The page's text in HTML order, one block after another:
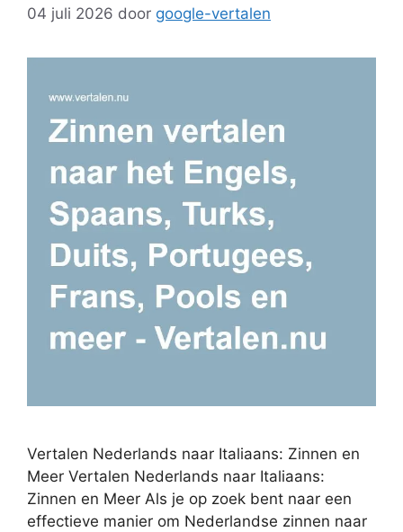
04 juli 2026 door google-vertalen
Vertalen Nederlands naar Italiaans: Zinnen en
Meer Vertalen Nederlands naar Italiaans:
Zinnen en Meer Als je op zoek bent naar een
effectieve manier om Nederlandse zinnen naar